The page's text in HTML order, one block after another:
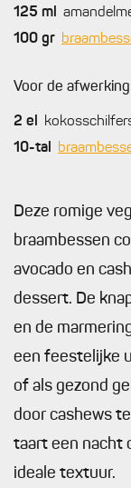
125 ml
100 gr
Voor de
2 el
10-tal
Deze romige
braambessen
avocado en
dessert. De
en de
een feestelijke
of als gezond
door cashews
taart een nacht
ideale textuur.